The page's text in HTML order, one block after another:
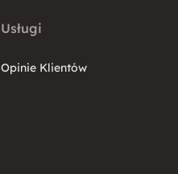
Usługi
Opinie Klientów